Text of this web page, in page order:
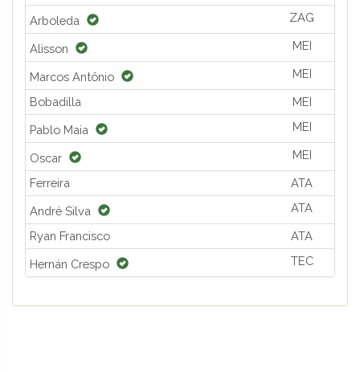
Arboleda ZAG
Alisson MEI
Marcos Antônio MEI
Bobadilla MEI
Pablo Maia MEI
Oscar MEI
Ferreira ATA
André Silva ATA
Ryan Francisco ATA
Hernán Crespo TEC